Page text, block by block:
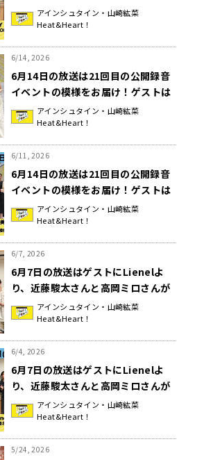
AOI さんが登場！『アインシュタイ
ン・山崎紘菜 Heat&Heart!』
アインシュタイン・山崎紘菜
Heat&Heart！
6/14, 2026
6月14日の放送は21回目の公開録音
イベントの模様をお届け！ゲストは
女優・渡邉美穂さんが登場！『アイ
ンシュタイン・山崎紘菜
アインシュタイン・山崎紘菜
Heat&Heart！
6/11, 2026
6月14日の放送は21回目の公開録音
イベントの模様をお届け！ゲストは
女優・渡邉美穂さんが登場！『アイ
ンシュタイン・山崎紘菜
アインシュタイン・山崎紘菜
Heat&Heart！
6/7, 2026
6月7日の放送はゲストにLienelよ
り、近藤駿太さんと高岡ミロさんが
登場！特別企画「Lienel なら分かり
える！チョイス&フレンチ」『アイ
Heat&Heart!』
アインシュタイン・山崎紘菜
Heat&Heart！
6/4, 2026
6月7日の放送はゲストにLienelよ
り、近藤駿太さんと高岡ミロさんが
登場！『アインシュタイン・山崎紘
菜 Heat&Heart!』
アインシュタイン・山崎紘菜
Heat&Heart！
5/24, 2026